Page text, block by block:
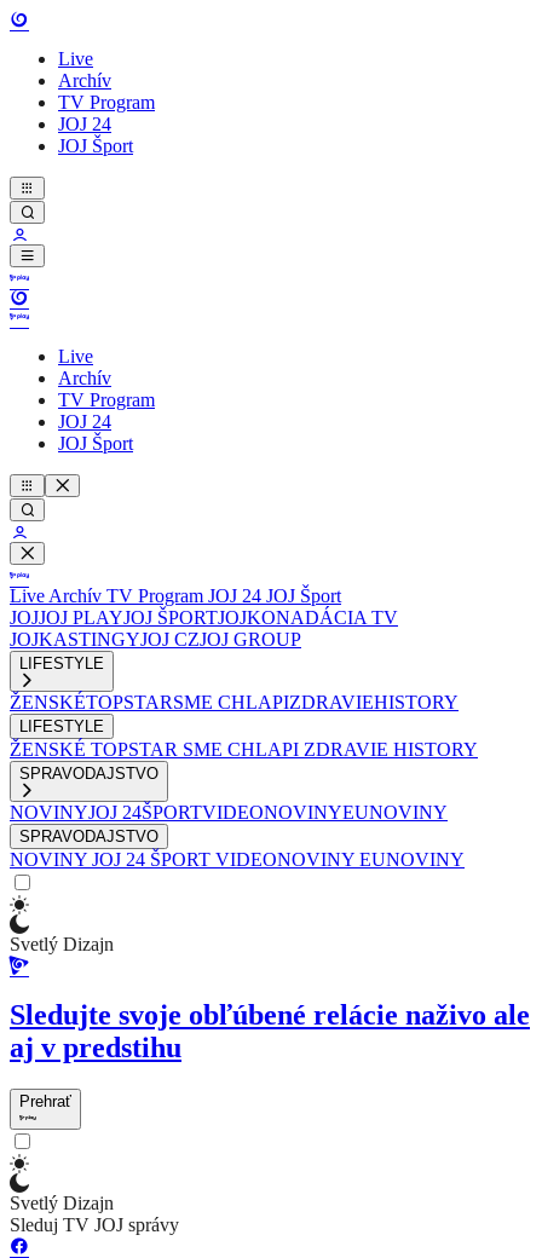
Live
Archív
TV Program
JOJ 24
JOJ Šport
Live
Archív
TV Program
JOJ 24
JOJ Šport
Live Archív TV Program JOJ 24 JOJ Šport
JOJJOJ PLAYJOJ ŠPORTJOJKONADÁCIA TV
JOJKASTINGYJOJ CZJOJ GROUP
LIFESTYLE
ŽENSKÉTOPSTARSME CHLAPIZDRAVIEHISTORY
LIFESTYLE
ŽENSKÉ TOPSTAR SME CHLAPI ZDRAVIE HISTORY
SPRAVODAJSTVO
NOVINYJOJ 24ŠPORTVIDEONOVINYEUNOVINY
SPRAVODAJSTVO
NOVINY JOJ 24 ŠPORT VIDEONOVINY EUNOVINY
Svetlý Dizajn
Sledujte svoje obľúbené relácie naživo ale
aj v predstihu
Prehrať
Svetlý Dizajn
Sleduj TV JOJ správy